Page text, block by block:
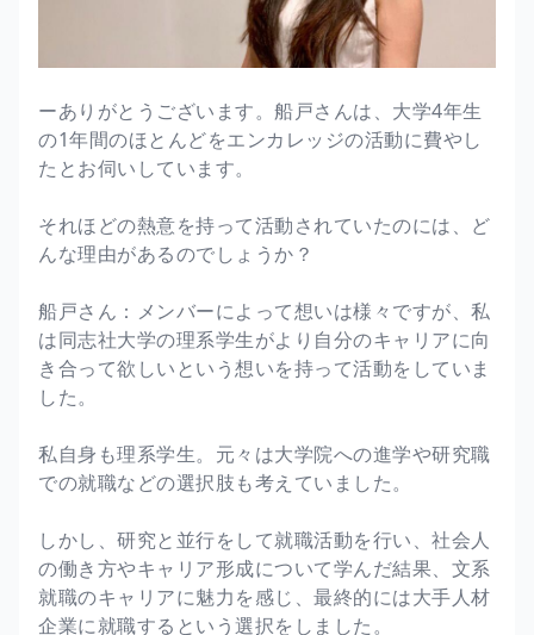
ーありがとうございます。船戸さんは、大学4年生
の1年間のほとんどをエンカレッジの活動に費やし
たとお伺いしています。
それほどの熱意を持って活動されていたのには、ど
んな理由があるのでしょうか？
船戸さん：メンバーによって想いは様々ですが、私
は同志社大学の理系学生がより自分のキャリアに向
き合って欲しいという想いを持って活動をしていま
した。
私自身も理系学生。元々は大学院への進学や研究職
での就職などの選択肢も考えていました。
しかし、研究と並行をして就職活動を行い、社会人
の働き方やキャリア形成について学んだ結果、文系
就職のキャリアに魅力を感じ、最終的には大手人材
企業に就職するという選択をしました。